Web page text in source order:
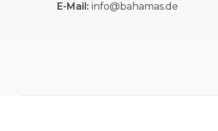
E-Mail: info@bahamas.de